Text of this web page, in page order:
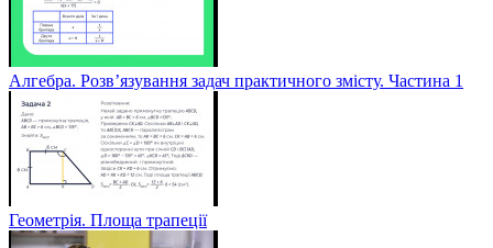
Алгебра. Розв’язування задач практичного змісту. Частина 1
Геометрія. Площа трапеції